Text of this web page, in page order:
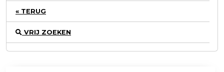
« TERUG
VRIJ ZOEKEN